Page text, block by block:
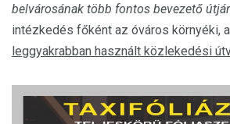
belvárosának több fontos bevezető
intézkedés főként az óváros környéki, a
leggyakrabban használt közlekedési